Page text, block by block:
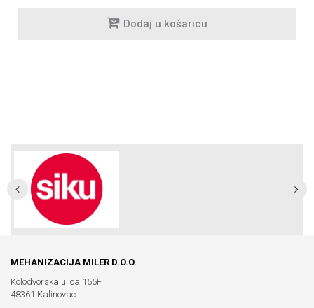
Dodaj u košaricu
MEHANIZACIJA MILER D.O.O.
Kolodvorska ulica 155F
48361 Kalinovac